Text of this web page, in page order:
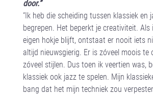
door.”
“Ik heb die scheiding tussen klassiek en
begrepen. Het beperkt je creativiteit. Als
eigen hokje blijft, ontstaat er nooit iets
altijd nieuwsgierig. Er is zóveel moois te
zóveel stijlen. Dus toen ik veertien was,
klassiek ook jazz te spelen. Mijn
bang dat het mijn techniek zou